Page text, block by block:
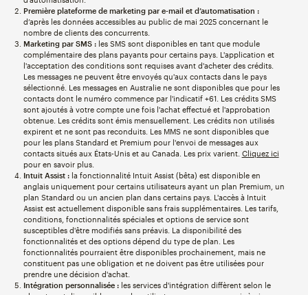
Première plateforme de marketing par e-mail et d’automatisation :
d’après les données accessibles au public de mai 2025 concernant le
nombre de clients des concurrents.
Marketing par SMS :les SMS sont disponibles en tant que module
complémentaire des plans payants pour certains pays. L'application et
l'acceptation des conditions sont requises avant d'acheter des crédits.
Les messages ne peuvent être envoyés qu'aux contacts dans le pays
sélectionné. Les messages en Australie ne sont disponibles que pour les
contacts dont le numéro commence par l'indicatif +61. Les crédits SMS
sont ajoutés à votre compte une fois l'achat effectué et l'approbation
obtenue. Les crédits sont émis mensuellement. Les crédits non utilisés
expirent et ne sont pas reconduits. Les MMS ne sont disponibles que
pour les plans Standard et Premium pour l'envoi de messages aux
contacts situés aux États-Unis et au Canada. Les prix varient. Cliquez ici
pour en savoir plus.
Intuit Assist :la fonctionnalité Intuit Assist (bêta) est disponible en
anglais uniquement pour certains utilisateurs ayant un plan Premium, un
plan Standard ou un ancien plan dans certains pays. L'accès à Intuit
Assist est actuellement disponible sans frais supplémentaires. Les tarifs,
conditions, fonctionnalités spéciales et options de service sont
susceptibles d'être modifiés sans préavis. La disponibilité des
fonctionnalités et des options dépend du type de plan. Les
fonctionnalités pourraient être disponibles prochainement, mais ne
constituent pas une obligation et ne doivent pas être utilisées pour
prendre une décision d'achat.
Intégration personnalisée :les services d'intégration diffèrent selon le